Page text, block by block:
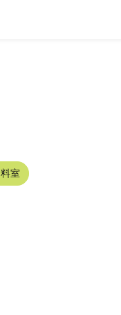
室